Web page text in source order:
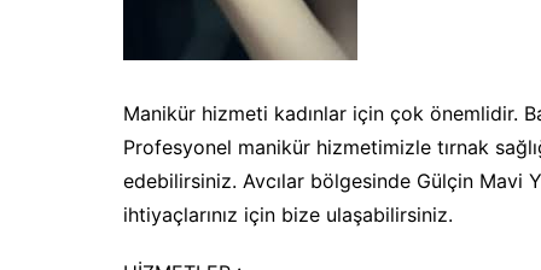
Manikür hizmeti kadınlar için çok önemlidir.
Profesyonel manikür hizmetimizle tırnak
edebilirsiniz. Avcılar bölgesinde Gülçin Mavi
ihtiyaçlarınız için bize ulaşabilirsiniz.